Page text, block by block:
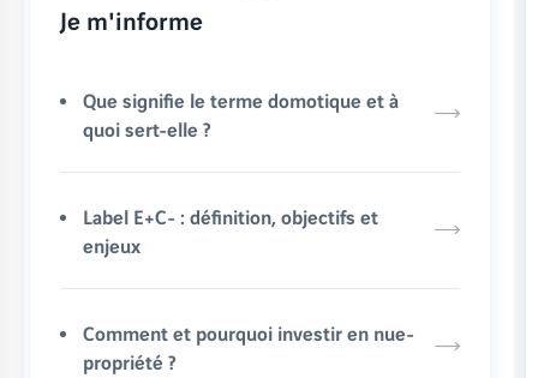
Je m'informe
Que signifie le terme domotique et à
quoi sert-elle ?
Label E+C- : définition, objectifs et
enjeux
Comment et pourquoi investir en nue-
propriété ?